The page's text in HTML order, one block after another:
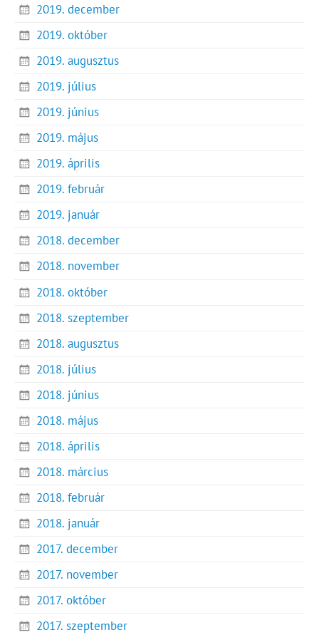
2019. december
2019. október
2019. augusztus
2019. július
2019. június
2019. május
2019. április
2019. február
2019. január
2018. december
2018. november
2018. október
2018. szeptember
2018. augusztus
2018. július
2018. június
2018. május
2018. április
2018. március
2018. február
2018. január
2017. december
2017. november
2017. október
2017. szeptember